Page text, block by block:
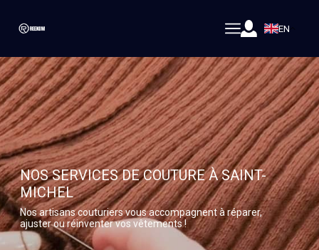
EN
NOS SERVICES DE COUTURE À SAINT-
MICHEL
Nos artisans couturiers vous accompagnent à réparer,
ajuster ou réinventer vos vêtements !